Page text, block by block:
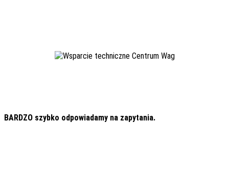
BARDZO szybko odpowiadamy na zapytania.